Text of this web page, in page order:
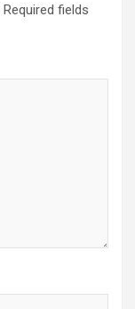
Required fields